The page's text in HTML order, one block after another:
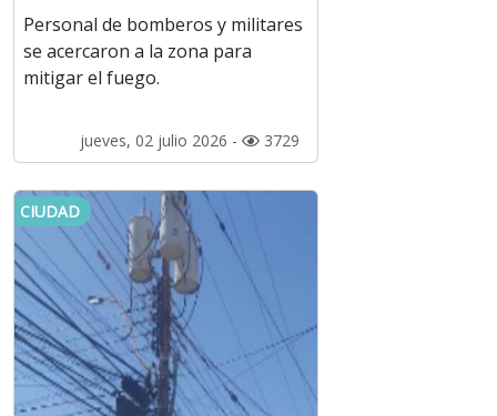
Personal de bomberos y militares
se acercaron a la zona para
mitigar el fuego.
jueves, 02 julio 2026 - 3729
CIUDAD